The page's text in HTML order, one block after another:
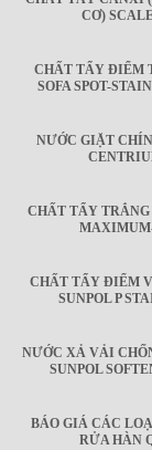
CƠ)
CHẤT TẨY ĐIỂM
SOFA SPOT-
NƯỚC GIẶT
CHẤT TẨY
CHẤT TẨY ĐIỂM
SUNPOL P
NƯỚC XẢ VẢI
SUNPOL
BÁO GIÁ CÁC
RỬA HÀN